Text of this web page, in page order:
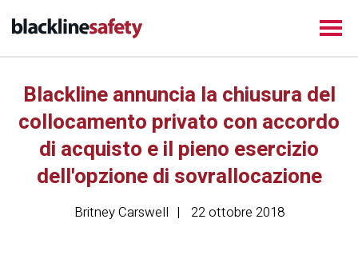
Blackline annuncia la chiusura del
collocamento privato con accordo
di acquisto e il pieno esercizio
dell'opzione di sovrallocazione
Britney Carswell 22 ottobre 2018